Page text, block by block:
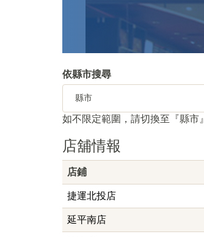
依縣市搜尋
如不限定範圍，請切換至『縣市』
店舖情報
店鋪
捷運北投店
延平南店